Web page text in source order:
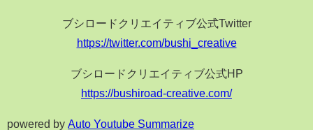
ブシロードクリエイティブ公式Twitter
https://twitter.com/bushi_creative
ブシロードクリエイティブ公式HP
https://bushiroad-creative.com/
powered by Auto Youtube Summarize